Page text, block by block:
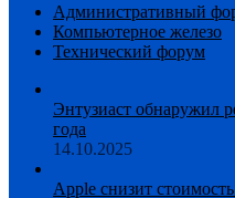
Административный
Компьютерное железо
Технический форум
Энтузиаст обнаружил
года
14.10.2025
Apple снизит